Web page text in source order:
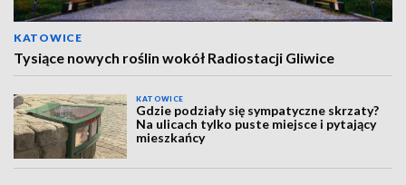
KATOWICE
Tysiące nowych roślin wokół Radiostacji Gliwice
KATOWICE
Gdzie podziały się sympatyczne skrzaty?
Na ulicach tylko puste miejsce i pytający
mieszkańcy